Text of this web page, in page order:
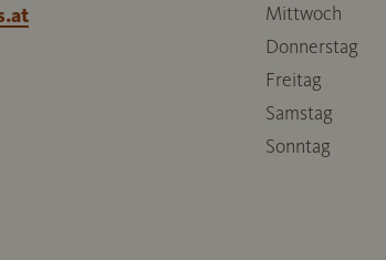
Mittwoch
Donnerstag
Freitag
Samstag
Sonntag